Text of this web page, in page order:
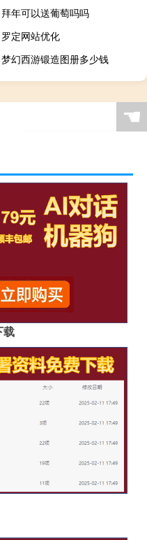
拜年可以送葡萄吗吗
罗定网站优化
梦幻西游锻造图册多少钱
☚
载